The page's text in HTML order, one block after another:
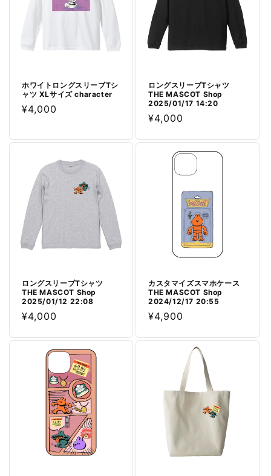
ホワイトロングスリーブTシ
ャツ XLサイズ character
通
価
¥4,000
ロングスリーブTシャツ
THE MASCOT Shop
2025/01/17 14:20
通
¥4,000
ロングスリーブTシャツ
THE MASCOT Shop
2025/01/12 22:08
通
¥4,000
カスタマイズスマホケース
THE MASCOT Shop
2024/12/17 20:55
通
¥4,900